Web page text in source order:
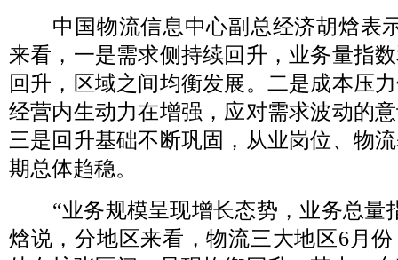
中国物流信息中心副总经济胡焓表
来看，一是需求侧持续回升，业务量指
回升，区域之间均衡发展。二是成本压
经营内生动力在增强，应对需求波动的
三是回升基础不断巩固，从业岗位、物
期总体趋稳。
“业务规模呈现增长态势，业务总量
焓说，分地区来看，物流三大地区6月